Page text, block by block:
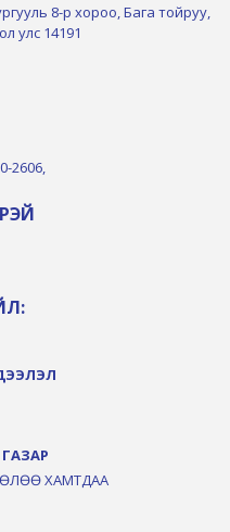
8-р хороо, Бага тойруу,
улс 14191
2606,
ХАМТДАА